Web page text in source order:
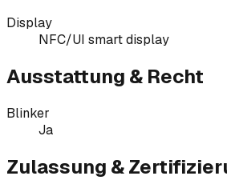
Display
NFC/UI smart display
Ausstattung & Recht
Blinker
Ja
Zulassung &